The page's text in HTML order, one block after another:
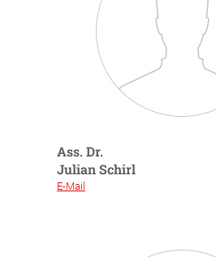
Ass. Dr.
Julian Schirl
E-Mail